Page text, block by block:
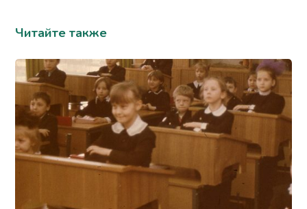
Читайте также